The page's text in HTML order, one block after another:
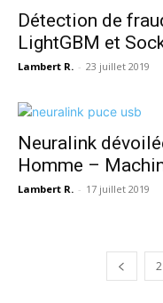
Détection de
LightGBM et
Lambert R. - 23 juillet 2019
Neuralink
Homme –
Lambert R. - 17 juillet 2019
2